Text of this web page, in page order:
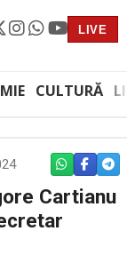
LIVE
CULTURĂ
WHATSAPP
Cartianu